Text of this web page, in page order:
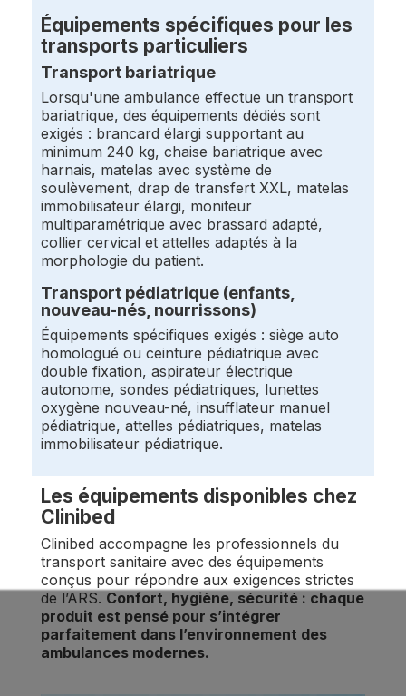
Équipements spécifiques pour les
transports particuliers
Transport bariatrique
Lorsqu'une ambulance effectue un transport
bariatrique, des équipements dédiés sont
exigés : brancard élargi supportant au
minimum 240 kg, chaise bariatrique avec
harnais, matelas avec système de
soulèvement, drap de transfert XXL, matelas
immobilisateur élargi, moniteur
multiparamétrique avec brassard adapté,
collier cervical et attelles adaptés à la
morphologie du patient.
Transport pédiatrique (enfants,
nouveau-nés, nourrissons)
Équipements spécifiques exigés : siège auto
homologué ou ceinture pédiatrique avec
double fixation, aspirateur électrique
autonome, sondes pédiatriques, lunettes
oxygène nouveau-né, insufflateur manuel
pédiatrique, attelles pédiatriques, matelas
immobilisateur pédiatrique.
Les équipements disponibles chez
Clinibed
Clinibed accompagne les professionnels du
transport sanitaire avec des équipements
conçus pour répondre aux exigences strictes
de l’ARS. Confort, hygiène, sécurité : chaque
produit est pensé pour s’intégrer
parfaitement dans l’environnement des
ambulances modernes.